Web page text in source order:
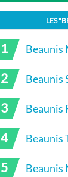
LES "
1 Beaunis
2 Beaunis
3 Beaunis
4 Beaunis
5 Beaunis